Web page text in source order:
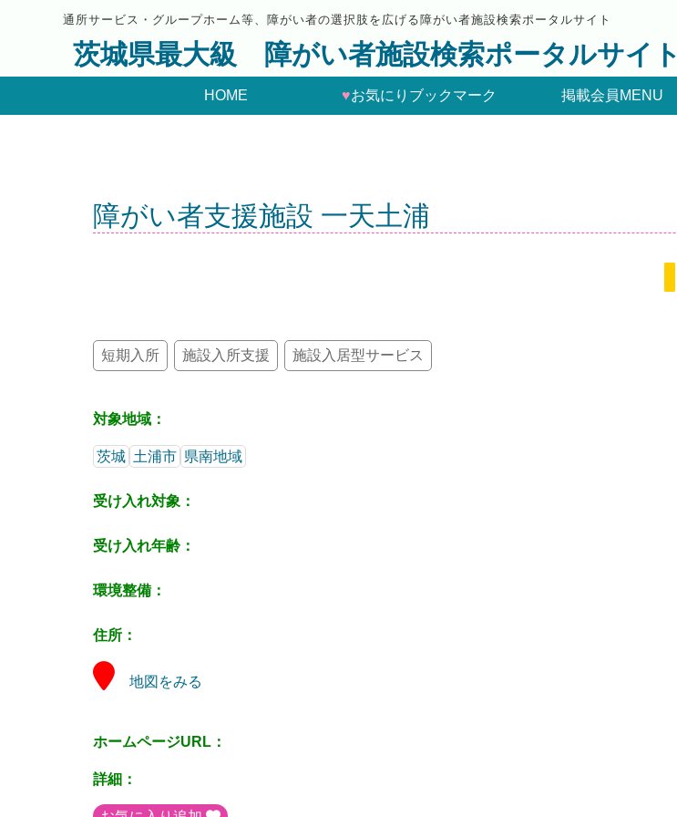
通所サービス・グループホーム等、障がい者の選択肢を広げる障がい者施設検索ポータルサイト
茨城県最大級 障がい者施設検索ポータルサイト
HOME ♥お気にりブックマーク 掲載会員MENU
障がい者支援施設 一天土浦
短期入所 施設入所支援 施設入居型サービス
対象地域：
茨城 土浦市 県南地域
受け入れ対象：
受け入れ年齢：
環境整備：
住所：
地図をみる
ホームページURL：
詳細：